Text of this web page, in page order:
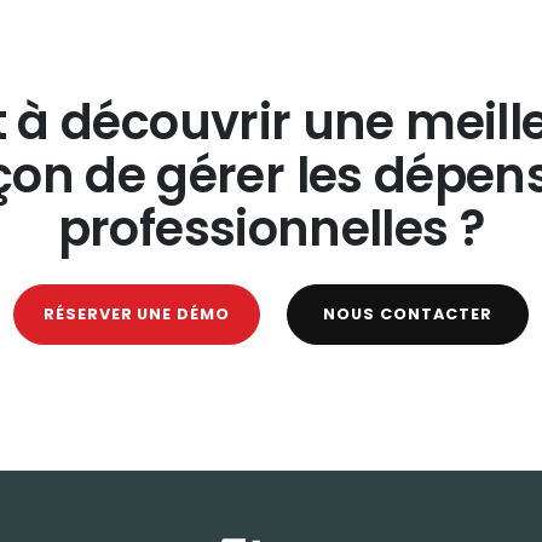
à découvrir une
de gérer les
professionnelles ?
RÉSERVER UNE DÉMO NOUS CONTACTER